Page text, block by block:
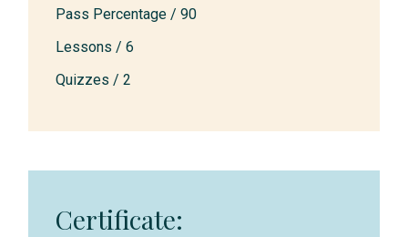
Pass Percentage /90
Lessons /6
Quizzes /2
Certificate: